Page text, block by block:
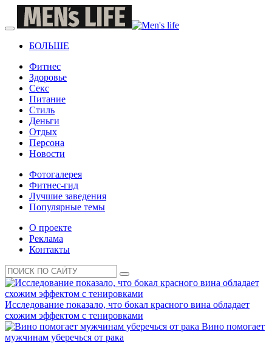
БОЛЬШЕ
Фитнес
Здоровье
Секс
Питание
Стиль
Деньги
Отдых
Персона
Новости
Фотогалерея
Фитнес-гид
Лучшие заведения
Популярные темы
О проекте
Реклама
Контакты
Исследование показало, что бокал красного вина обладает
схожим эффектом с тенировками
Вино помогает
мужчинам уберечься от рака